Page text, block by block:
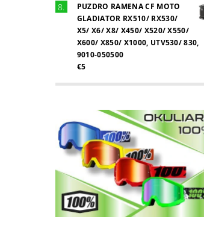
PUZDRO RAMENA CF MOTO
GLADIATOR RX510/ RX530/
X5/ X6/ X8/ X450/ X520/ X550/
X600/ X850/ X1000, UTV530/ 830,
9010-050500
€5